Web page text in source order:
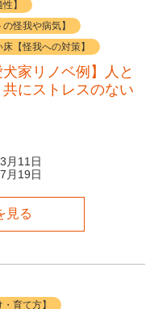
】
怪我や病気】
【怪我への対策】
犬家リノベ例】人と
にストレスのない
月11日
月19日
見る
育て方】